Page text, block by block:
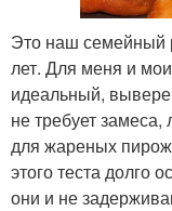
Это наш семейный
лет. Для меня и
идеальный,
не требует замеса,
для жареных
этого теста долго
они и не